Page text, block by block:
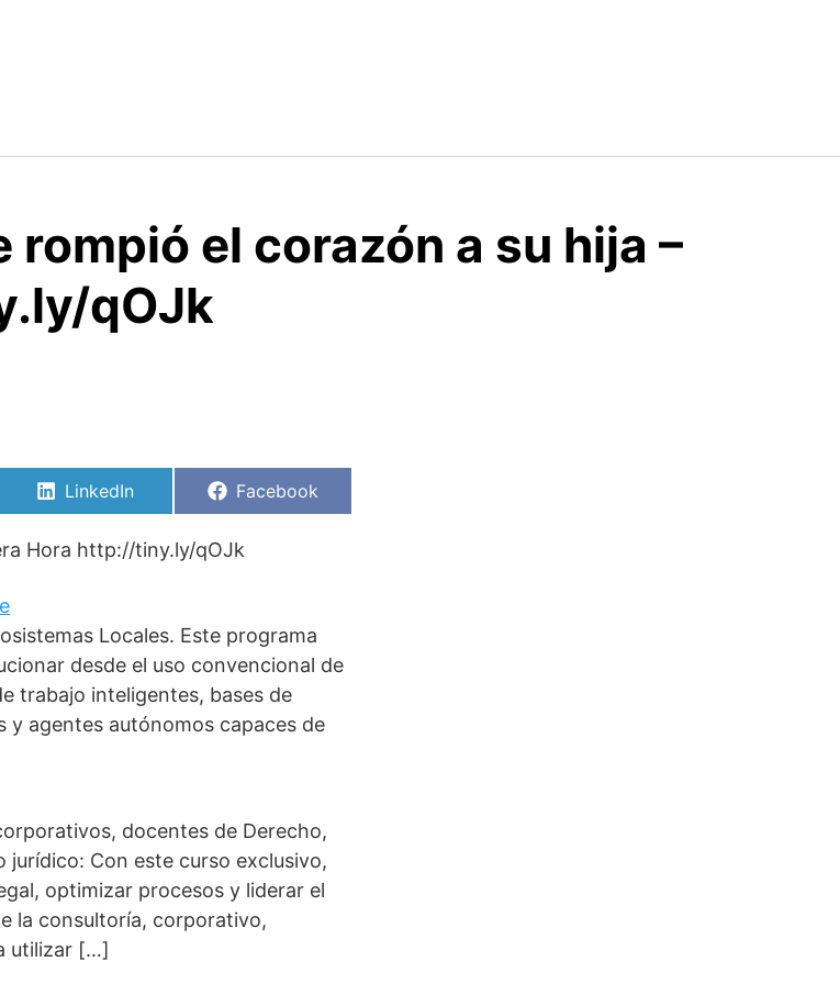
el corazón a su hija –
qOJk
Compartir
LinkedIn
Compartir
Facebook
Hora http://tiny.ly/qOJk
Locales. Este programa
desde el uso convencional de
trabajo inteligentes, bases de
y agentes autónomos capaces de
docentes de Derecho,
Con este curso exclusivo,
optimizar procesos y liderar el
la consultoría, corporativo,
utilizar […]